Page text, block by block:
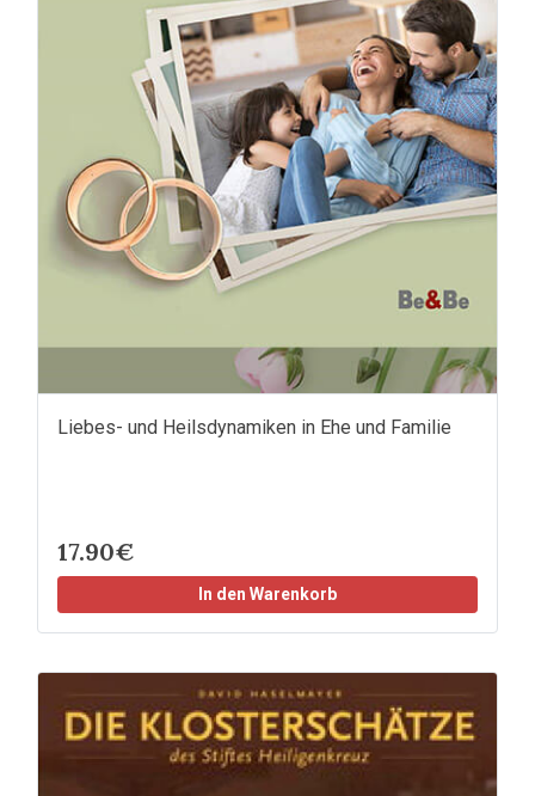
Liebes- und Heilsdynamiken in Ehe und Familie
17.90€
In den Warenkorb